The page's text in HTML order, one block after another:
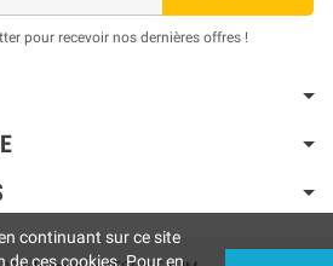
pour recevoir nos dernières offres !
continuant sur ce site
ces cookies. Pour en